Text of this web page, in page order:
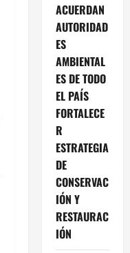
ACUERDAN
AUTORIDAD
ES
AMBIENTAL
ES DE TODO
EL PAÍS
FORTALECE
R
ESTRATEGIA
DE
CONSERVAC
IÓN Y
RESTAURAC
IÓN